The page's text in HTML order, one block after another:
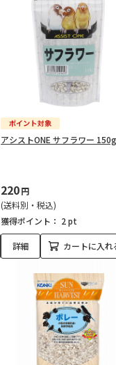
アシストONE サフラワー 150g
220円
(送料別・税込)
獲得ポイント： 2 pt
詳細 カートに入れ